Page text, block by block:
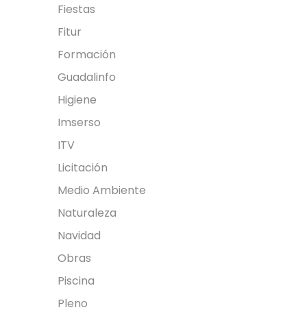
Fiestas
Fitur
Formación
Guadalinfo
Higiene
Imserso
ITV
Licitación
Medio Ambiente
Naturaleza
Navidad
Obras
Piscina
Pleno